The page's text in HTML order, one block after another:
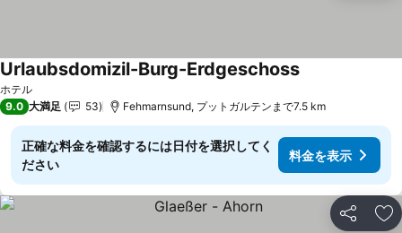
ホテル
Urlaubsdomizil-Burg-Erdgeschoss料金を表示
9.0 大満足 53 Fehmarnsund, プットガルテンまで7.5 km
正確な料金を確認するには日付を選択してく
ださい
料金を表示
シェア お